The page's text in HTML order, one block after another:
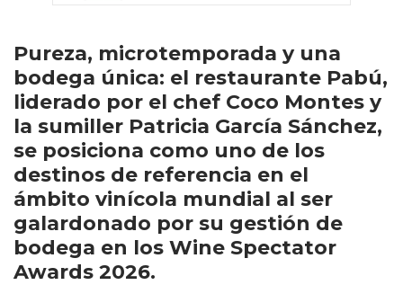
Pureza, microtemporada y una
bodega única: el restaurante Pabú,
liderado por el chef Coco Montes y
la sumiller Patricia García Sánchez,
se posiciona como uno de los
destinos de referencia en el
ámbito vinícola mundial al ser
galardonado por su gestión de
bodega en los Wine Spectator
Awards 2026.